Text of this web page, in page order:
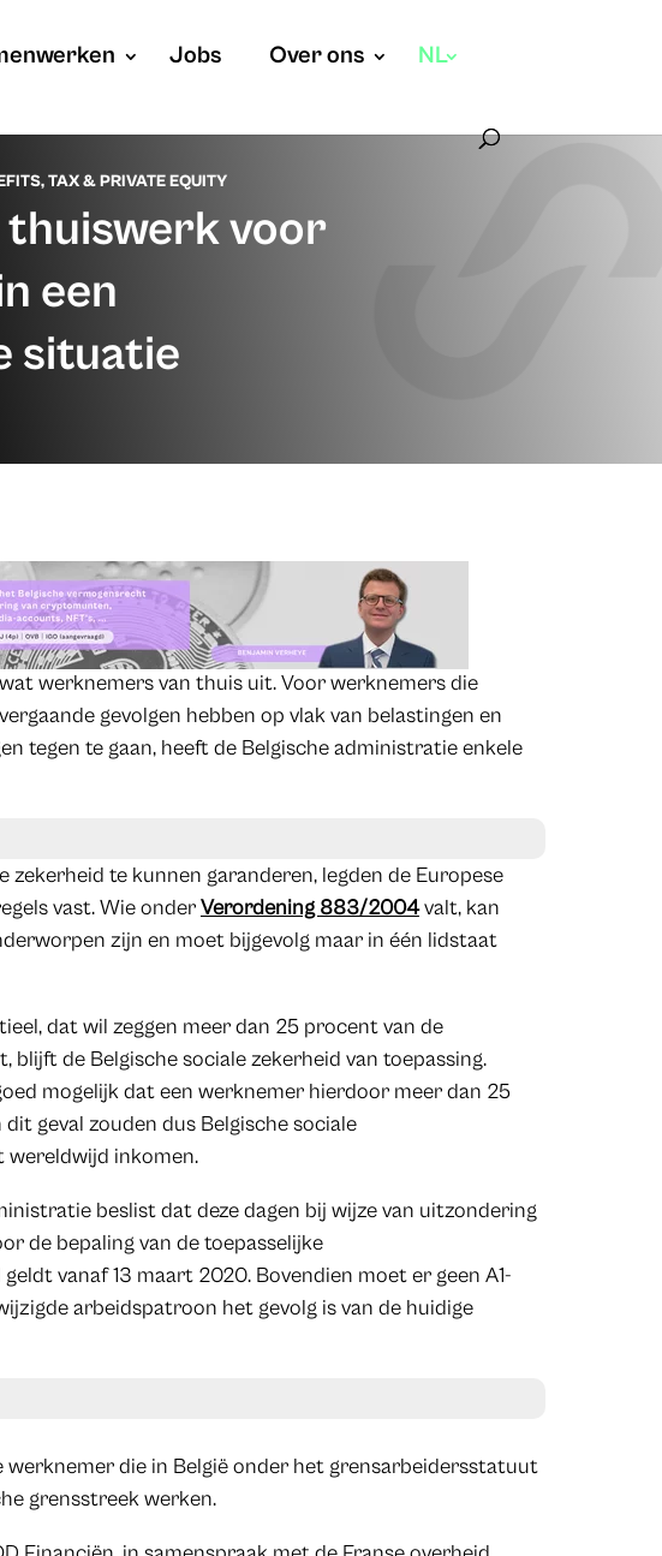
Jobs Over ons NL
,TAX & PRIVATE EQUITY
thuiswerk voor
een
situatie
werknemers van thuis uit. Voor werknemers die
gevolgen hebben op vlak van belastingen en
tegen te gaan, heeft de Belgische administratie enkele
te kunnen garanderen, legden de Europese
vast. Wie onderVerordening 883/2004valt, kan
zijn en moet bijgevolg maar in één lidstaat
dat wil zeggen meer dan 25 procent van de
de Belgische sociale zekerheid van toepassing.
mogelijk dat een werknemer hierdoor meer dan 25
geval zouden dus Belgische sociale
wereldwijd inkomen.
beslist dat deze dagen bij wijze van uitzondering
de bepaling van de toepasselijke
vanaf 13 maart 2020. Bovendien moet er geen A1-
arbeidspatroon het gevolg is van de huidige
werknemer die in België onder het grensarbeidersstatuut
grensstreek werken.